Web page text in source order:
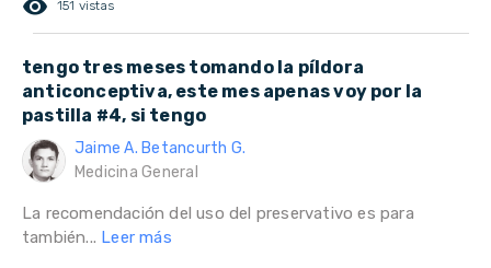
remove_red_eye 151 vistas
tengo tres meses tomando la píldora
anticonceptiva, este mes apenas voy por la
pastilla #4, si tengo
Jaime A. Betancurth G.
Medicina General
La recomendación del uso del preservativo es para
también... Leer más